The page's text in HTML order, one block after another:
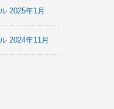
2025年1月
2024年11月